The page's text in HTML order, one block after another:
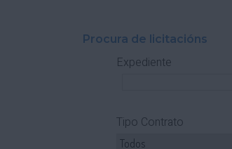
Procura de licitacións
Expediente
Tipo Contrato